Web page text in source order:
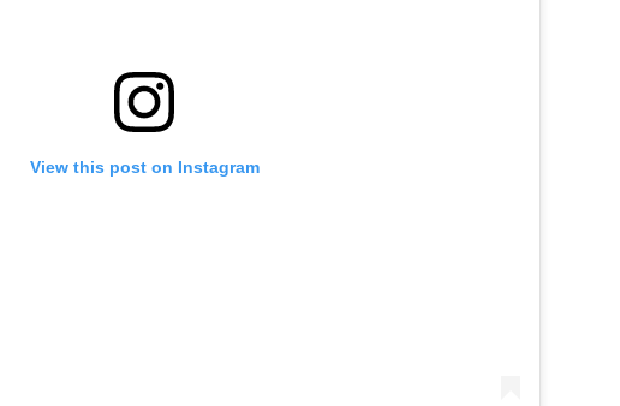
View this post on Instagram